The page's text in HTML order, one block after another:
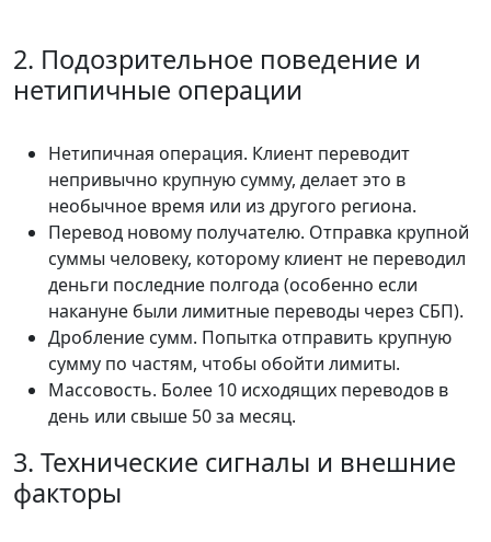
2. Подозрительное поведение и
нетипичные операции
Нетипичная операция. Клиент переводит
непривычно крупную сумму, делает это в
необычное время или из другого региона.
Перевод новому получателю. Отправка крупной
суммы человеку, которому клиент не переводил
деньги последние полгода (особенно если
накануне были лимитные переводы через СБП).
Дробление сумм. Попытка отправить крупную
сумму по частям, чтобы обойти лимиты.
Массовость. Более 10 исходящих переводов в
день или свыше 50 за месяц.
3. Технические сигналы и внешние
факторы